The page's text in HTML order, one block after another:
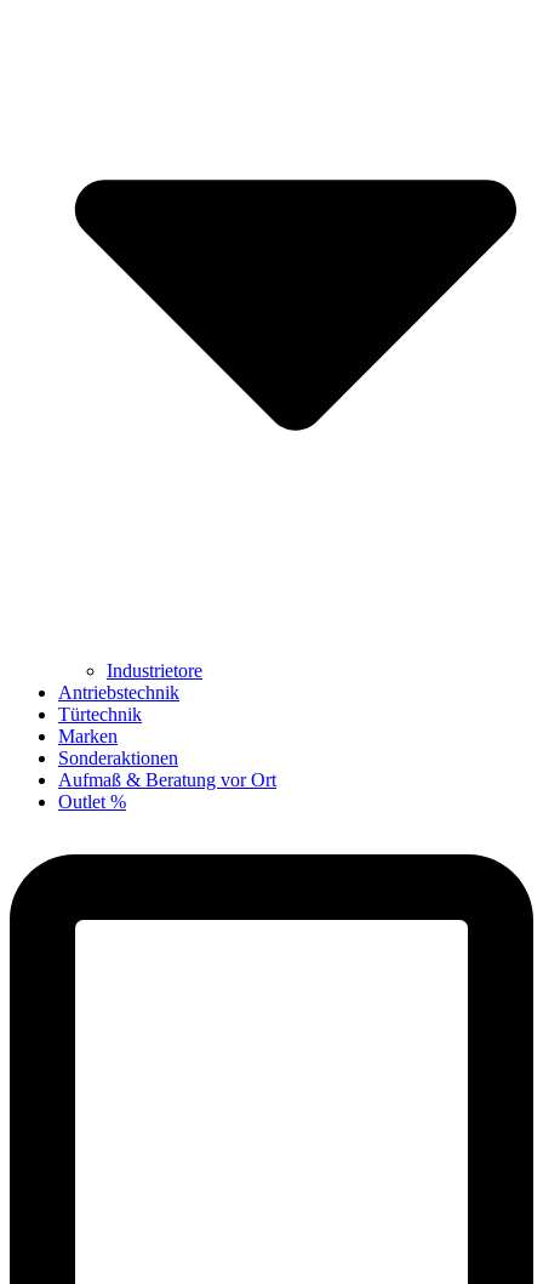
Industrietore
Antriebstechnik
Türtechnik
Marken
Sonderaktionen
Aufmaß & Beratung vor Ort
Outlet %